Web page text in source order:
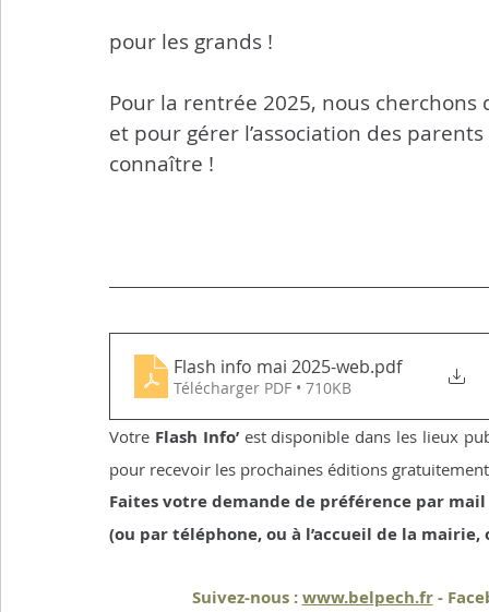
pour les grands !
Pour la rentrée 2025, nous
et pour gérer l’association des
connaître !
Flash info mai 2025-web.pdf
Télécharger PDF • 710KB
Votre Flash Info’ est disponible dans les lieux
pour recevoir les prochaines éditions
Faites votre demande de préférence par
(ou par téléphone, ou à l’accueil de la mairie,
Suivez-nous : www.belpech.fr -